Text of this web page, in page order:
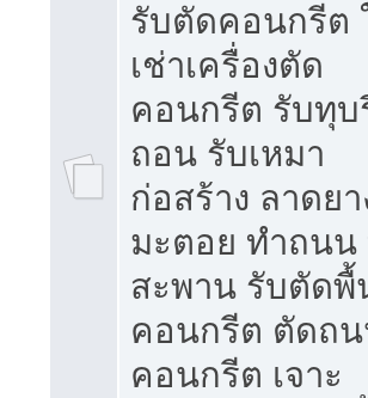
รับตัดคอนกรีต
เช่าเครื่องตัด
คอนกรีต รับทุบ
ถอน รับเหมา
ก่อสร้าง ลาดยา
มะตอย ทำถนน
สะพาน รับตัดพื้
คอนกรีต ตัดถ
คอนกรีต เจาะ